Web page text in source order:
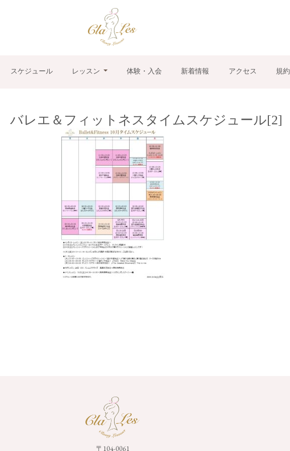
スケジュール レッスン 体験・入会 新着情報 アクセス 規約
レエ＆フィットネスタイムスケジュール[2]
〒104-0061